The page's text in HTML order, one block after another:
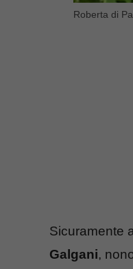
Roberta di
Sicuramente
Galgani,